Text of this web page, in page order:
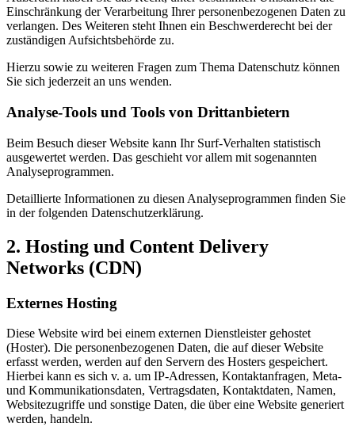
Einschränkung der Verarbeitung Ihrer personenbezogenen Daten zu
verlangen. Des Weiteren steht Ihnen ein Beschwerderecht bei der
zuständigen Aufsichtsbehörde zu.
Hierzu sowie zu weiteren Fragen zum Thema Datenschutz können
Sie sich jederzeit an uns wenden.
Analyse-Tools und Tools von Dritt­anbietern
Beim Besuch dieser Website kann Ihr Surf-Verhalten statistisch
ausgewertet werden. Das geschieht vor allem mit sogenannten
Analyseprogrammen.
Detaillierte Informationen zu diesen Analyseprogrammen finden Sie
in der folgenden Datenschutzerklärung.
2. Hosting und Content Delivery
Networks (CDN)
Externes Hosting
Diese Website wird bei einem externen Dienstleister gehostet
(Hoster). Die personenbezogenen Daten, die auf dieser Website
erfasst werden, werden auf den Servern des Hosters gespeichert.
Hierbei kann es sich v. a. um IP-Adressen, Kontaktanfragen, Meta-
und Kommunikationsdaten, Vertragsdaten, Kontaktdaten, Namen,
Websitezugriffe und sonstige Daten, die über eine Website generiert
werden, handeln.